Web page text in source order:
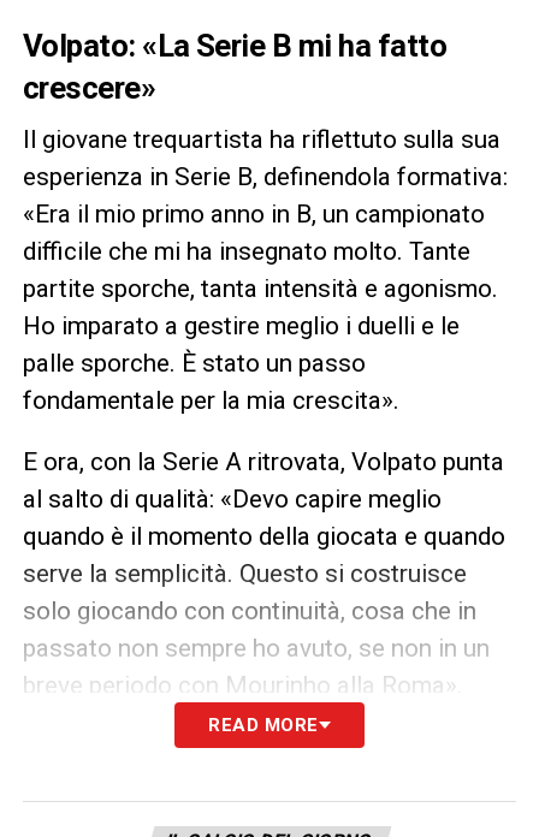
Volpato: «La Serie B mi ha fatto
crescere»
Il giovane trequartista ha riflettuto sulla sua
esperienza in Serie B, definendola formativa:
«Era il mio primo anno in B, un campionato
difficile che mi ha insegnato molto. Tante
partite sporche, tanta intensità e agonismo.
Ho imparato a gestire meglio i duelli e le
palle sporche. È stato un passo
fondamentale per la mia crescita».
E ora, con la Serie A ritrovata, Volpato punta
al salto di qualità: «Devo capire meglio
quando è il momento della giocata e quando
serve la semplicità. Questo si costruisce
solo giocando con continuità, cosa che in
passato non sempre ho avuto, se non in un
breve periodo con Mourinho alla Roma».
Calciomercato Sassuolo: Volpato
READ MORE